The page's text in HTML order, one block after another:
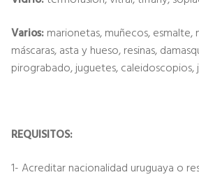
Varios: marionetas, muñecos, esmalte,
máscaras, asta y hueso, resinas,
pirograbado, juguetes, caleidoscopios,
REQUISITOS:
1- Acreditar nacionalidad uruguaya o